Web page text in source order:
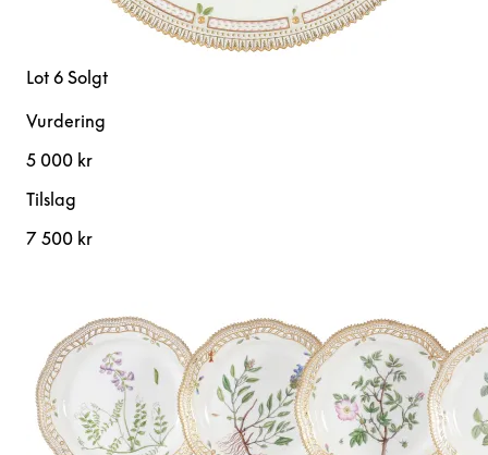
Lot 6 Solgt
Vurdering
5 000 kr
Tilslag
7 500 kr